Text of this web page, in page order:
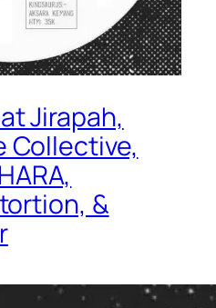
Jirapah,
Collective,
&